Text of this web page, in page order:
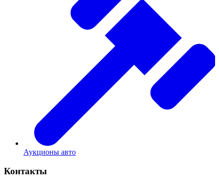
Аукционы авто
Контакты